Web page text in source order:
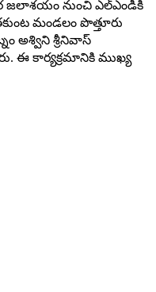
జలాశయం నుంచి ఎల్‌ఎండీకి
మండలం పొత్తూరు
అశ్విని శ్రీనివాస్
ఈ కార్యక్రమానికి ముఖ్య